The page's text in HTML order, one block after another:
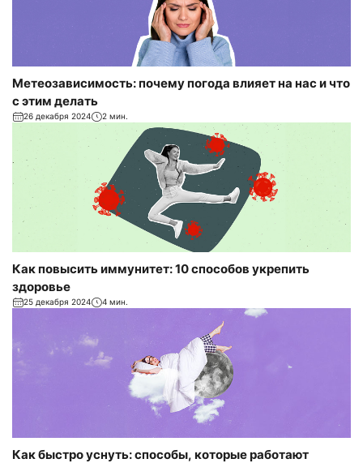
Метеозависимость: почему погода влияет на нас и что
с этим делать
26 декабря 2024 2 мин.
Как повысить иммунитет: 10 способов укрепить
здоровье
25 декабря 2024 4 мин.
Как быстро уснуть: способы, которые работают